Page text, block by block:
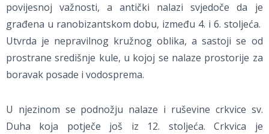
povijesnoj važnosti, a antički nalazi svjedoče da je
građena u ranobizantskom dobu, između 4. i 6. stoljeća.
Utvrda je nepravilnog kružnog oblika, a sastoji se od
prostrane središnje kule, u kojoj se nalaze prostorije za
boravak posade i vodosprema.
U njezinom se podnožju nalaze i ruševine crkvice sv.
Duha koja potječe još iz 12. stoljeća. Crkvica je